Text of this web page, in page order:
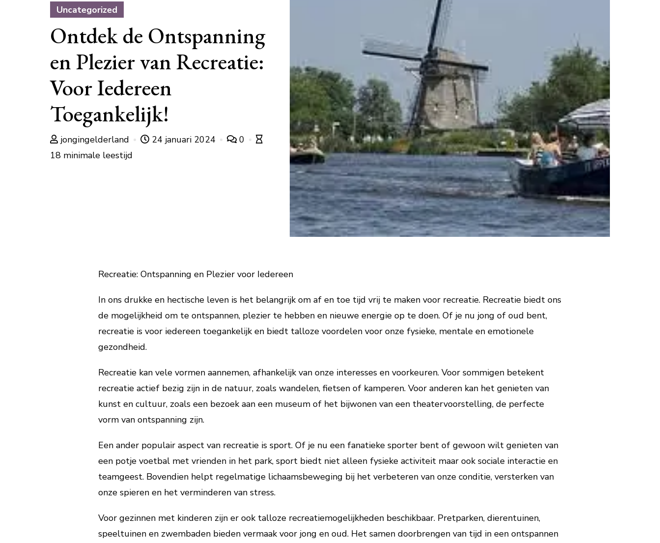
Uncategorized
Ontdek de Ontspanning
en Plezier van Recreatie:
Voor Iedereen
Toegankelijk!
jongingelderland 24 januari 2024
0
18 minimale leestijd
Recreatie: Ontspanning en Plezier voor Iedereen
In ons drukke en hectische leven is het belangrijk om af en toe tijd vrij te maken voor recreatie. Recreatie biedt ons
de mogelijkheid om te ontspannen, plezier te hebben en nieuwe energie op te doen. Of je nu jong of oud bent,
recreatie is voor iedereen toegankelijk en biedt talloze voordelen voor onze fysieke, mentale en emotionele
gezondheid.
Recreatie kan vele vormen aannemen, afhankelijk van onze interesses en voorkeuren. Voor sommigen betekent
recreatie actief bezig zijn in de natuur, zoals wandelen, fietsen of kamperen. Voor anderen kan het genieten van
kunst en cultuur, zoals een bezoek aan een museum of het bijwonen van een theatervoorstelling, de perfecte
vorm van ontspanning zijn.
Een ander populair aspect van recreatie is sport. Of je nu een fanatieke sporter bent of gewoon wilt genieten van
een potje voetbal met vrienden in het park, sport biedt niet alleen fysieke activiteit maar ook sociale interactie en
teamgeest. Bovendien helpt regelmatige lichaamsbeweging bij het verbeteren van onze conditie, versterken van
onze spieren en het verminderen van stress.
Voor gezinnen met kinderen zijn er ook talloze recreatiemogelijkheden beschikbaar. Pretparken, dierentuinen,
speeltuinen en zwembaden bieden vermaak voor jong en oud. Het samen doorbrengen van tijd in een ontspannen